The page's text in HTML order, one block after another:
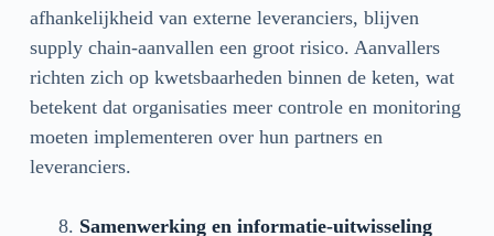
afhankelijkheid van externe leveranciers, blijven
supply chain-aanvallen een groot risico. Aanvallers
richten zich op kwetsbaarheden binnen de keten, wat
betekent dat organisaties meer controle en monitoring
moeten implementeren over hun partners en
leveranciers.
Samenwerking en informatie-uitwisseling